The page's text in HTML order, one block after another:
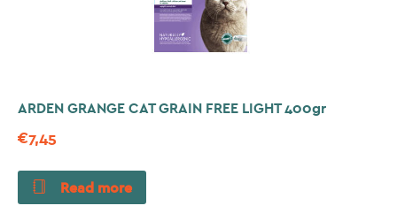
ARDEN GRANGE CAT GRAIN FREE LIGHT 400gr
€7,45
Read more